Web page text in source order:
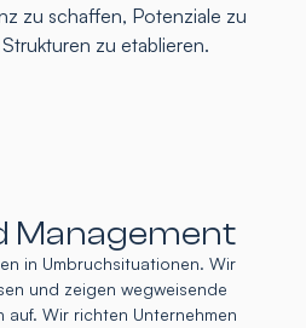
zu schaffen, Potenziale zu
zu etablieren.
Management
in Umbruchsituationen. Wir
und zeigen wegweisende
auf. Wir richten Unternehmen